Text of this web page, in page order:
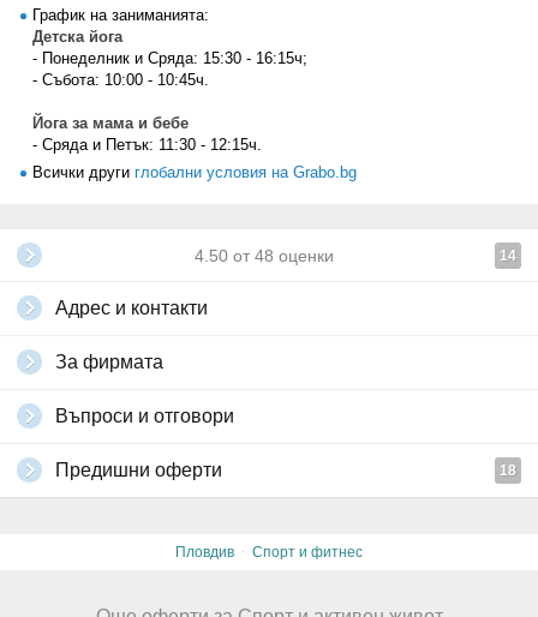
График на заниманията:
Детска йога
- Понеделник и Сряда: 15:30 - 16:15ч;
- Събота: 10:00 - 10:45ч.
Йога за мама и бебе
- Сряда и Петък: 11:30 - 12:15ч.
Всички други глобални условия на Grabo.bg
4.50 от 48 оценки 14
Адрес и контакти
За фирмата
Въпроси и отговори
Предишни оферти 18
Пловдив · Спорт и фитнес